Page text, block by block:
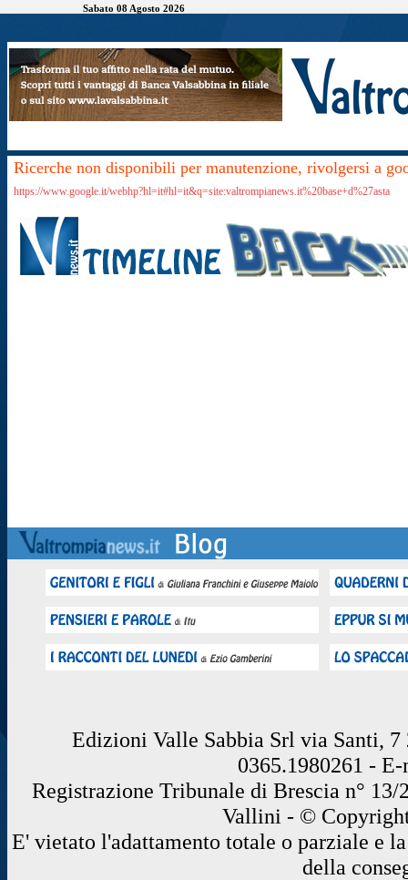
Sabato 08 Agosto 2026
Ricerche non disponibili per manutenzione, rivolgersi a
https://www.google.it/webhp?hl=it#hl=it&q=site:valtrompianews.it%20base+d%27asta
Edizioni Valle Sabbia Srl via Santi, 7
0365.1980261 -
Registrazione Tribunale di Brescia n°
Vallini - ©
E' vietato l'adattamento totale o parziale e
della